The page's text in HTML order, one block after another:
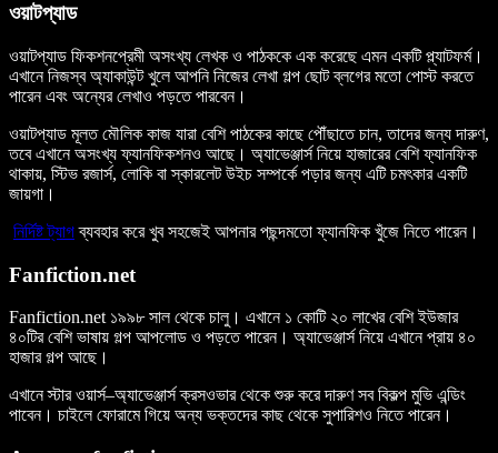
ওয়াটপ্যাড
ওয়াটপ্যাড ফিকশনপ্রেমী অসংখ্য লেখক ও পাঠককে এক করেছে এমন একটি প্ল্যাটফর্ম।
এখানে নিজস্ব অ্যাকাউন্ট খুলে আপনি নিজের লেখা গল্প ছোট ব্লগের মতো পোস্ট করতে
পারেন এবং অন্যের লেখাও পড়তে পারবেন।
ওয়াটপ্যাড মূলত মৌলিক কাজ যারা বেশি পাঠকের কাছে পৌঁছাতে চান, তাদের জন্য দারুণ,
তবে এখানে অসংখ্য ফ্যানফিকশনও আছে। অ্যাভেঞ্জার্স নিয়ে হাজারের বেশি ফ্যানফিক
থাকায়, স্টিভ রজার্স, লোকি বা স্কারলেট উইচ সম্পর্কে পড়ার জন্য এটি চমৎকার একটি
জায়গা।
নির্দিষ্ট ট্যাগব্যবহার করে খুব সহজেই আপনার পছন্দমতো ফ্যানফিক খুঁজে নিতে পারেন।
Fanfiction.net
Fanfiction.net ১৯৯৮ সাল থেকে চালু। এখানে ১ কোটি ২০ লাখের বেশি ইউজার
৪০টির বেশি ভাষায় গল্প আপলোড ও পড়তে পারেন। অ্যাভেঞ্জার্স নিয়ে এখানে প্রায় ৪০
হাজার গল্প আছে।
এখানে স্টার ওয়ার্স–অ্যাভেঞ্জার্স ক্রসওভার থেকে শুরু করে দারুণ সব বিকল্প মুভি এন্ডিং
পাবেন। চাইলে ফোরামে গিয়ে অন্য ভক্তদের কাছ থেকে সুপারিশও নিতে পারেন।